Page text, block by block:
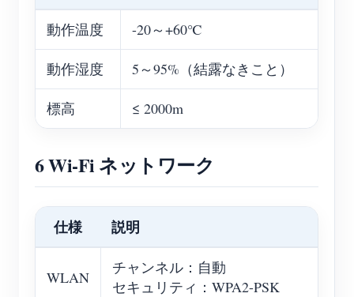
動作温度 -20～+60℃
動作湿度 5～95%（結露なきこと）
標高 ≤ 2000m
6 Wi-Fi ネットワーク
仕様 説明
WLAN
チャンネル：自動
セキュリティ：WPA2-PSK